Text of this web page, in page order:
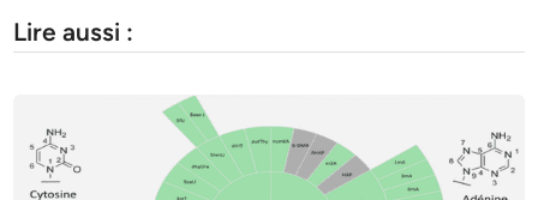
Lire aussi :